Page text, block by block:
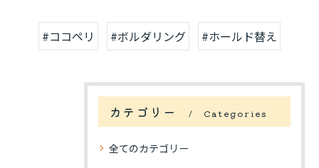
#ココペリ #ボルダリング #ホールド替え
カテゴリー Categories
全てのカテゴリー